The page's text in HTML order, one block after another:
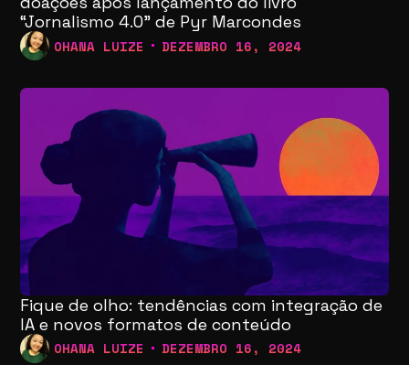
“Jornalismo 4.0” de Pyr Marcondes
OHANA LUIZE DEZEMBRO 16, 2024
Fique de olho: tendências com integração de
IA e novos formatos de conteúdo
OHANA LUIZE DEZEMBRO 16, 2024